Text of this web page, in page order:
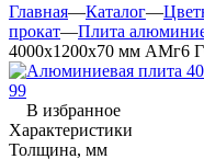
Главная—Каталог—
прокат—Плита
4000х1200х70 мм АМг6
В избранное
Характеристики
Толщина, мм